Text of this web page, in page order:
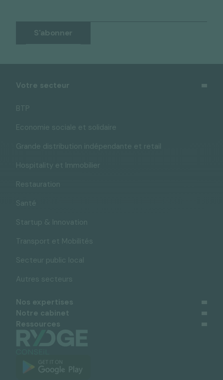
Votre secteur
BTP
Economie sociale et solidaire
Grande distribution indépendante et retail
Hospitality et Immobilier
Restauration
Santé
Startup & Innovation
Transport et Mobilités
Secteur public local
Autres secteurs
Nos expertises
Notre cabinet
Ressources